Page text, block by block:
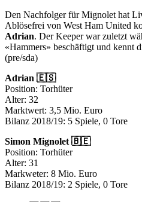
Den Nachfolger für Mignolet hat
Ablösefrei von West Ham United
Adrian. Der Keeper war zuletzt
«Hammers» beschäftigt und kennt
(pre/sda)
Adrian 🇪🇸
Position: Torhüter
Alter: 32
Marktwert: 3,5 Mio. Euro
Bilanz 2018/19: 5 Spiele, 0 Tore
Simon Mignolet 🇧🇪
Position: Torhüter
Alter: 31
Markweter: 8 Mio. Euro
Bilanz 2018/19: 2 Spiele, 0 Tore